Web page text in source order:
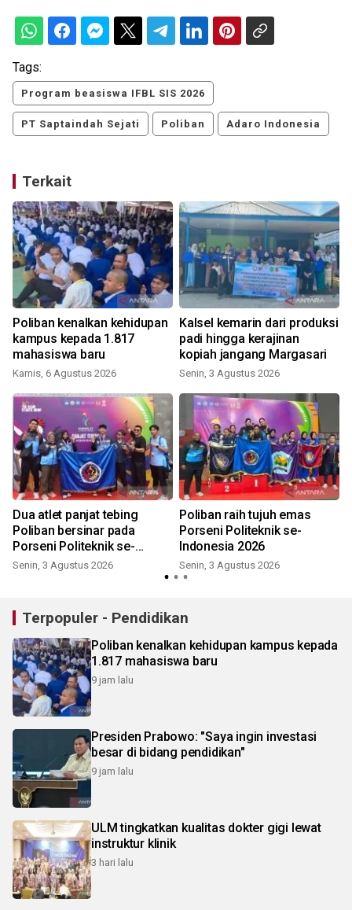
Tags:
Program beasiswa IFBL SIS 2026
PT Saptaindah Sejati Poliban Adaro Indonesia
Terkait
Poliban kenalkan kehidupan
kampus kepada 1.817
mahasiswa baru
Kamis, 6 Agustus 2026
Kalsel kemarin dari produksi
padi hingga kerajinan
kopiah jangang Margasari
Senin, 3 Agustus 2026
Dua atlet panjat tebing
Poliban bersinar pada
Porseni Politeknik se-
Indonesia 2026
Senin, 3 Agustus 2026
Poliban raih tujuh emas
Porseni Politeknik se-
Indonesia 2026
Senin, 3 Agustus 2026
Terpopuler - Pendidikan
Poliban kenalkan kehidupan kampus kepada
1.817 mahasiswa baru
9 jam lalu
Presiden Prabowo: "Saya ingin investasi
besar di bidang pendidikan"
9 jam lalu
ULM tingkatkan kualitas dokter gigi lewat
instruktur klinik
3 hari lalu